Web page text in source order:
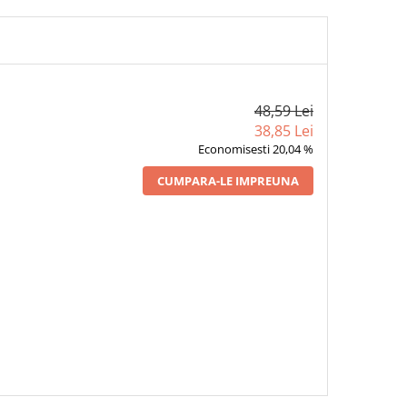
48,59 Lei
38,85 Lei
Economisesti 20,04 %
CUMPARA-LE IMPREUNA